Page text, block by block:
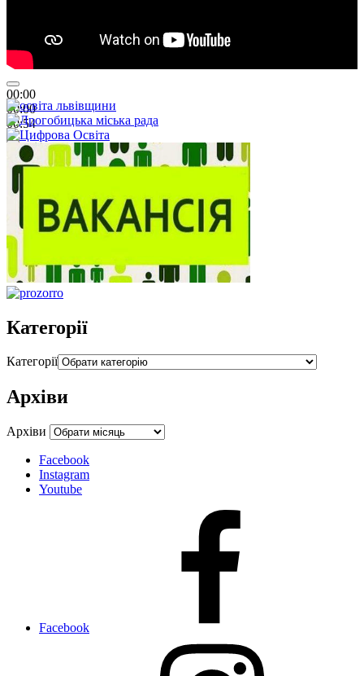
00:00
00:00
00:54
Категорії
Категорії
Архіви
Архіви
Facebook
Instagram
Youtube
Facebook